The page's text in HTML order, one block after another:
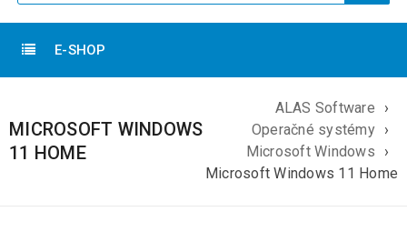
E-SHOP
MICROSOFT WINDOWS
11 HOME
ALAS Software
›
Operačné systémy ›
Microsoft Windows
›
Microsoft Windows 11 Home